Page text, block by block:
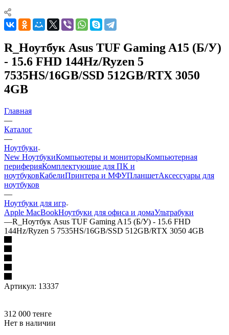
R_Ноутбук Asus TUF Gaming A15 (Б/У)
- 15.6 FHD 144Hz/Ryzen 5
7535HS/16GB/SSD 512GB/RTX 3050
4GB
Главная
—
Каталог
—
Ноутбуки
New НоутбукиКомпьютеры и мониторыКомпьютерная
периферияКомплектующие для ПК и
ноутбуковКабелиПринтера и МФУПланшетАксессуары для
ноутбуков
—
Ноутбуки для игр
Apple MacBookНоутбуки для офиса и домаУльтрабуки
—R_Ноутбук Asus TUF Gaming A15 (Б/У) - 15.6 FHD
144Hz/Ryzen 5 7535HS/16GB/SSD 512GB/RTX 3050 4GB
Артикул: 13337
312 000 тенге
Нет в наличии